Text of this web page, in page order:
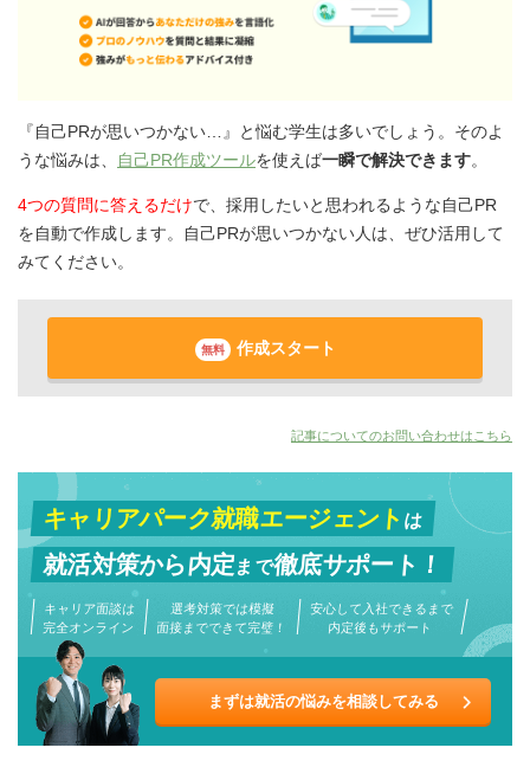
『自己PRが思いつかない…』と悩む学生は多いでしょう。そのよ
うな悩みは、
自己PR作成ツールを使えば一瞬で解決できます。
4つの質問に答えるだけで、採用したいと思われるような自己PR
を自動で作成します。自己PRが思いつかない人は、ぜひ活用して
みてください。
無料 作成スタート
記事についてのお問い合わせはこちら
キャリアパーク就職エージェントは
就活対策から内定まで徹底サポート！
キャリア面談は
完全オンライン
選考対策では模擬
面接までできて完璧！
安心して入社できるまで
内定後もサポート
まずは就活の悩みを相談してみる